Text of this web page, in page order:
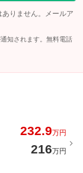
りません。メールア
知されます。無料電話
232.9万円
216万円